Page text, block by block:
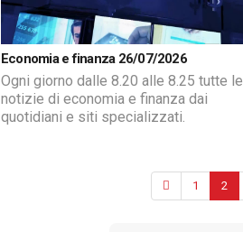
Economia e finanza 26/07/2026
Ogni giorno dalle 8.20 alle 8.25 tutte le
notizie di economia e finanza dai
quotidiani e siti specializzati.
1 2